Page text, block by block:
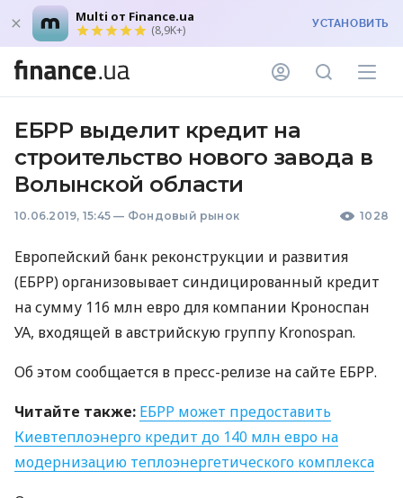
Multi от Finance.ua
(8,9K+) УСТАНОВИТЬ
ЕБРР выделит кредит на
строительство нового завода в
Волынской области
10.06.2019, 15:45 — Фондовый рынок 1028
Европейский банк реконструкции и развития
(ЕБРР) организовывает синдицированный кредит
на сумму 116 млн евро для компании Кроноспан
УА, входящей в австрийскую группу Kronospan.
Об этом сообщается в пресс-релизе на сайте ЕБРР.
Читайте также: ЕБРР может предоставить
Киевтеплоэнерго кредит до 140 млн евро на
модернизацию теплоэнергетического комплекса